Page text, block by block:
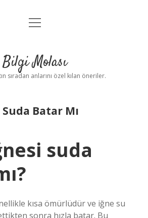
Anasayfa
Yasal Uyarı
menüyü
Bilgi Molası
sıradan anlarını özel kılan öneriler.
Batar Mı
suda
kısa ömürlüdür ve iğne su
sonra hızla batar. Bu